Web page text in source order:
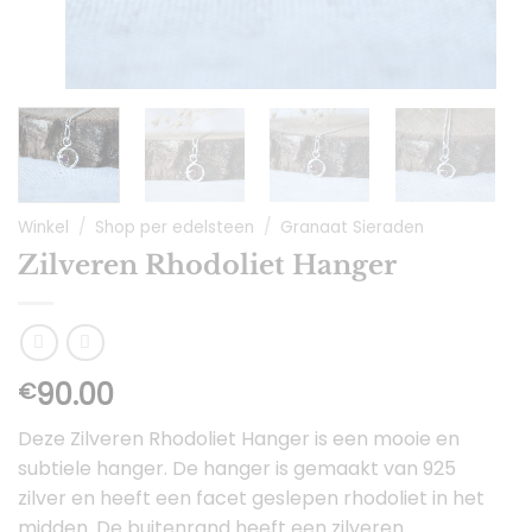
Winkel / Shop per edelsteen / Granaat Sieraden
Zilveren Rhodoliet Hanger
€90.00
Deze Zilveren Rhodoliet Hanger is een mooie en
subtiele hanger. De hanger is gemaakt van 925
zilver en heeft een facet geslepen rhodoliet in het